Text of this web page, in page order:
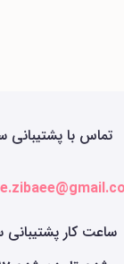
تماس با پشتیبانی
ساعت کار